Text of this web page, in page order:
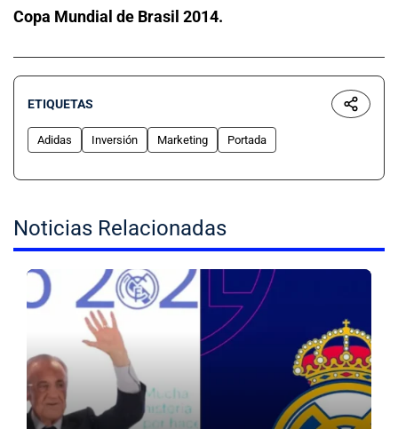
Copa Mundial de Brasil 2014.
ETIQUETAS
Adidas Inversión Marketing Portada
Noticias Relacionadas